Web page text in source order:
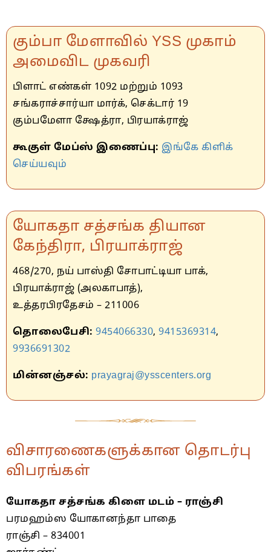
கும்பா மேளாவில் YSS முகாம்
அமைவிட முகவரி
பிளாட் எண்கள் 1092 மற்றும் 1093
சங்கராச்சார்யா மார்க், செக்டார் 19
கும்பமேளா க்ஷேத்ரா, பிரயாக்ராஜ்
கூகுள் மேப்ஸ் இணைப்பு: இங்கே கிளிக்
செய்யவும்
யோகதா சத்சங்க தியான
கேந்திரா, பிரயாக்ராஜ்
468/270, நய் பாஸ்தி சோபாட்டியா பாக்,
பிரயாக்ராஜ் (அலகாபாத்),
உத்தரபிரதேசம் – 211006
தொலைபேசி: 9454066330, 9415369314,
9936691302
மின்னஞ்சல்: prayagraj@ysscenters.org
விசாரணைகளுக்கான தொடர்பு
விபரங்கள்
யோகதா சத்சங்க கிளை மடம் – ராஞ்சி
பரமஹம்ஸ யோகானந்தா பாதை
ராஞ்சி – 834001